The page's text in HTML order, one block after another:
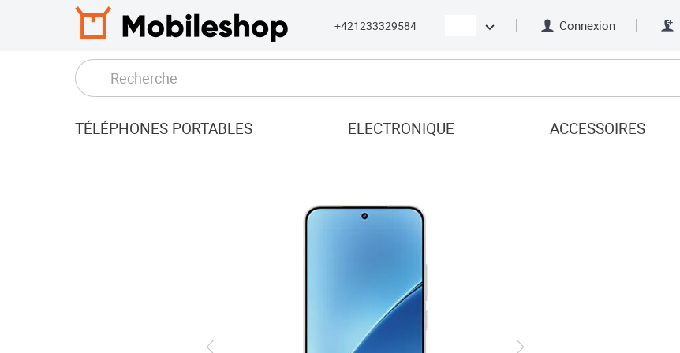
+421233329584 Connexion
TÉLÉPHONES PORTABLES ELECTRONIQUE ACCESSOIRES